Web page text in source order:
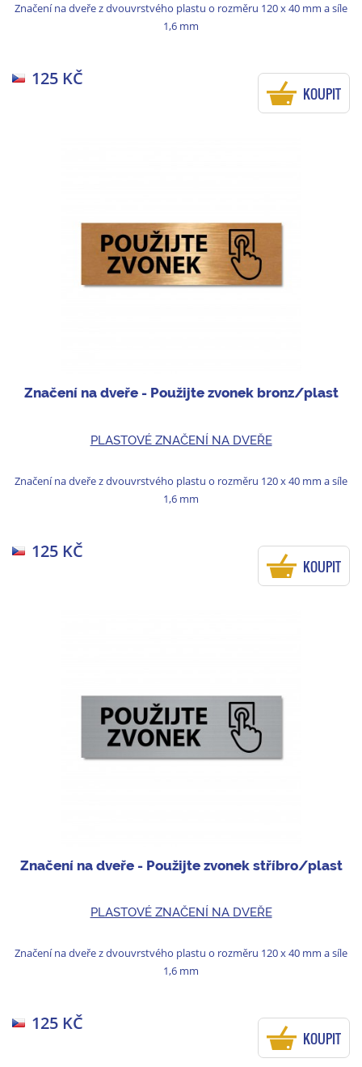
Značení na dveře z dvouvrstvého plastu o rozměru 120 x 40 mm a síle
1,6 mm
125 KČ
KOUPIT
Značení na dveře - Použijte zvonek bronz/plast
PLASTOVÉ ZNAČENÍ NA DVEŘE
Značení na dveře z dvouvrstvého plastu o rozměru 120 x 40 mm a síle
1,6 mm
125 KČ
KOUPIT
Značení na dveře - Použijte zvonek stříbro/plast
PLASTOVÉ ZNAČENÍ NA DVEŘE
Značení na dveře z dvouvrstvého plastu o rozměru 120 x 40 mm a síle
1,6 mm
125 KČ
KOUPIT